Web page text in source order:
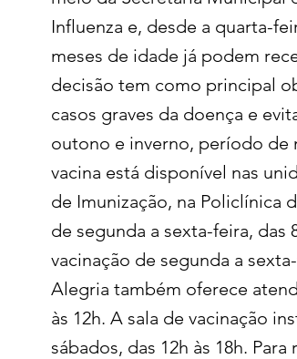
Influenza e, desde a quarta-
meses de idade já podem
decisão tem como principal
casos graves da doença e
outono e inverno, período de
vacina está disponível nas
de Imunização, na Policlínica
de segunda a sexta-feira, das
vacinação de segunda a
Alegria também oferece
às 12h. A sala de vacinação
sábados, das 12h às 18h.